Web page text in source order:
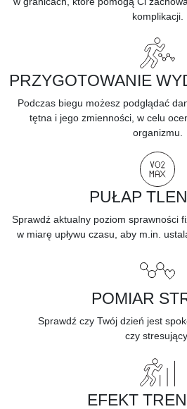
komplikacji.
PRZYGOTOWANIE
Podczas biegu możesz podglądać
tętna i jego zmienności, w celu
organizmu.
PUŁAP
Sprawdź aktualny poziom sprawności
w miarę upływu czasu, aby m.in.
POMIAR
Sprawdź czy Twój dzień jest
czy stresujący.
EFEKT